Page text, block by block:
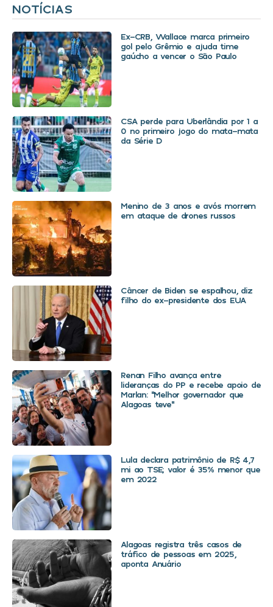
NOTÍCIAS
Ex-CRB, Wallace marca primeiro
gol pelo Grêmio e ajuda time
gaúcho a vencer o São Paulo
CSA perde para Uberlândia por 1 a
0 no primeiro jogo do mata-mata
da Série D
Menino de 3 anos e avós morrem
em ataque de drones russos
Câncer de Biden se espalhou, diz
filho do ex-presidente dos EUA
Renan Filho avança entre
lideranças do PP e recebe apoio de
Marlan: “Melhor governador que
Alagoas teve”
Lula declara patrimônio de R$ 4,7
mi ao TSE; valor é 35% menor que
em 2022
Alagoas registra três casos de
tráfico de pessoas em 2025,
aponta Anuário